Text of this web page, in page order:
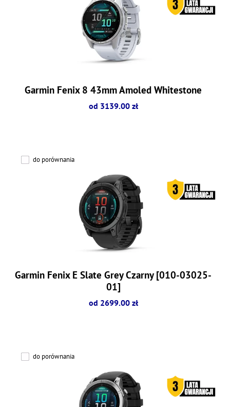
Garmin Fenix 8 43mm Amoled Whitestone
od 3139.00 zł
do porównania
Garmin Fenix E Slate Grey Czarny [010-03025-
01]
od 2699.00 zł
do porównania